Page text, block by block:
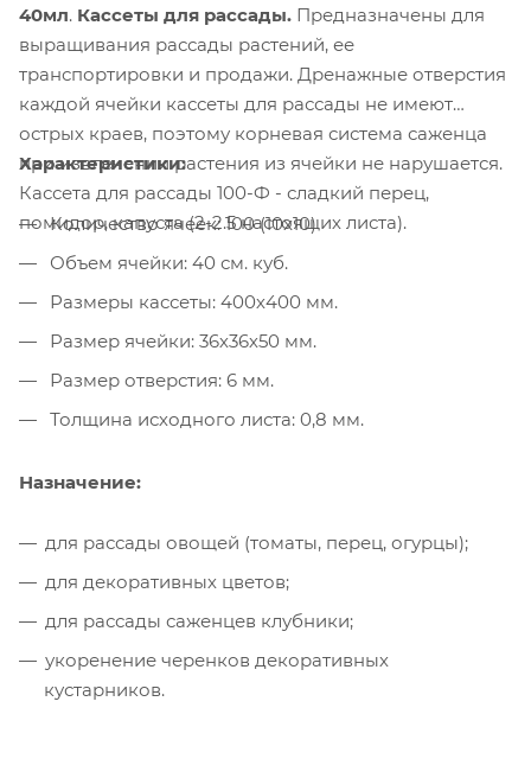
40мл. Кассеты для рассады. Предназначены для
выращивания рассады растений, ее
транспортировки и продажи. Дренажные отверстия
каждой ячейки кассеты для рассады не имеют
острых краев, поэтому корневая система саженца
при извлечении растения из ячейки не нарушается.
Кассета для рассады 100-Ф - сладкий перец,
помидор, капуста (2-2.5 настоящих листа).
Характеристики:
Количество ячеек: 100 (10x10)
Объем ячейки: 40 см. куб.
Размеры кассеты: 400х400 мм.
Размер ячейки: 36х36х50 мм.
Размер отверстия: 6 мм.
Толщина исходного листа: 0,8 мм.
Назначение:
для рассады овощей (томаты, перец, огурцы);
для декоративных цветов;
для рассады саженцев клубники;
укоренение черенков декоративных
кустарников.